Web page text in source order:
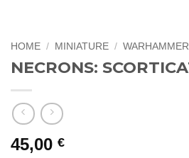
HOME / MINIATURE /
NECRONS:
45,00 €